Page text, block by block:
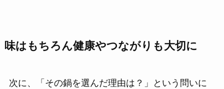
味はもちろん健康やつながりも大切に
次に、「その鍋を選んだ理由は？」という問いに